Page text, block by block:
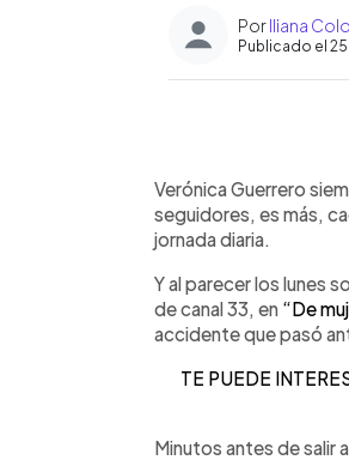
PorIliana
Publicado el
►
Verónica Guerrero
seguidores, es más,
jornada diaria.
Y al parecer los lunes
de canal 33, en “De
accidente que pasó
TE PUEDE
Minutos antes de salir